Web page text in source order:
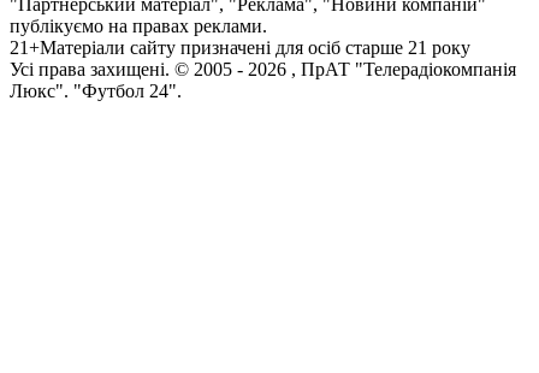
"Партнерський матеріал", "Реклама", "Новини компаній"
публікуємо на правах реклами.
21+Матеріали сайту призначені для осіб старше 21 року
Усi права захищенi. © 2005 - 2026 , ПрАТ "Телерадіокомпанія
Люкс". "Футбол 24".